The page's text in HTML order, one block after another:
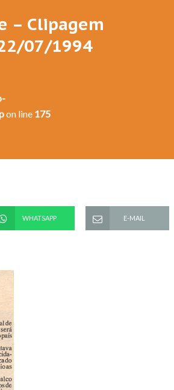
– Clipagem
07/1994
on line 175
WHATSAPP E-MAIL